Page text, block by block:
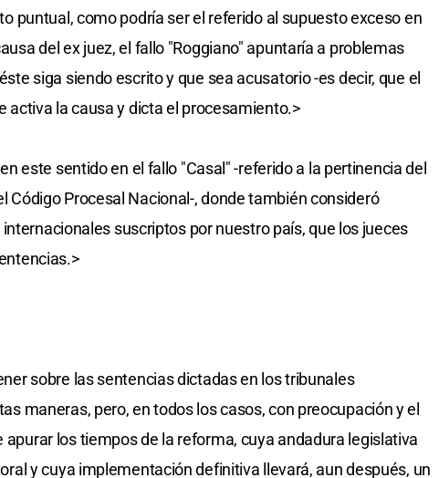
puntual, como podría ser el referido al supuesto exceso en
del ex juez, el fallo "Roggiano" apuntaría a problemas
siga siendo escrito y que sea acusatorio -es decir, que el
activa la causa y dicta el procesamiento.>
este sentido en el fallo "Casal" -referido a la pertinencia del
Código Procesal Nacional-, donde también consideró
suscriptos por nuestro país, que los jueces
sobre las sentencias dictadas en los tribunales
maneras, pero, en todos los casos, con preocupación y el
los tiempos de la reforma, cuya andadura legislativa
y cuya implementación definitiva llevará, aun después, un